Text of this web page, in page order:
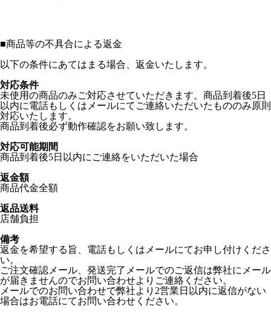
■商品等の不具合による返金
以下の条件にあてはまる場合、返金いたします。
対応条件
未使用の商品のみご対応させていただきます。商品到着後5日
以内に電話もしくはメールにてご連絡いただいたもののみ原則
対応いたします。
商品到着後必ず動作確認をお願い致します。
対応可能期間
商品到着後5日以内にご連絡をいただいた場合
返金額
商品代金全額
返品送料
店舗負担
備考
返金を希望する旨、電話もしくはメールにてお申し付けくださ
い。
ご注文確認メール、発送完了メールでのご返信は弊社にメール
が届きませんのでお問い合わせよりご連絡ください。
メールでのお問い合わせで弊社より2営業日以内に返信がない
場合はお電話にてお問い合わせください。